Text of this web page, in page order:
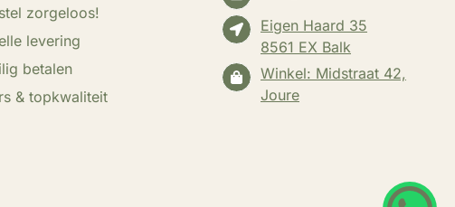
zorgeloos!
levering
betalen
& topkwaliteit
Eigen Haard 35
8561 EX Balk
Winkel: Midstraat 42,
Joure